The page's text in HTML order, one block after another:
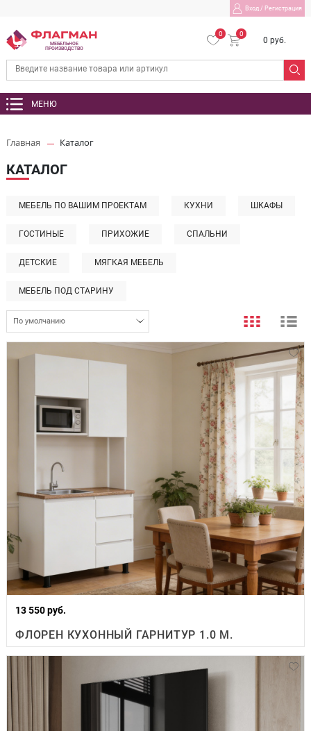
Вход/ Регистрация
МЕБЕЛЬНОЕ
ПРОИЗВОДСТВО
0 0
0 руб.
МЕНЮ
Главная Каталог
КАТАЛОГ
МЕБЕЛЬ ПО ВАШИМ ПРОЕКТАМ КУХНИ ШКАФЫ
ГОСТИНЫЕ ПРИХОЖИЕ СПАЛЬНИ
ДЕТСКИЕ МЯГКАЯ МЕБЕЛЬ
МЕБЕЛЬ ПОД СТАРИНУ
По умолчанию
13 550 руб.
ФЛОРЕН КУХОННЫЙ ГАРНИТУР 1.0 М.